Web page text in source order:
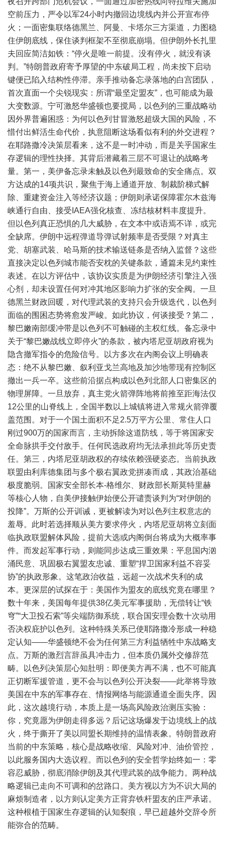
空前压力，严令以军24小时内撤回边境线内并公开宣布停
火；一面密集联络德黑兰、阿曼、卡塔尔三方渠道，力图稳
住伊朗底线，保住谈判框架不至彻底崩塌。但伊朗外长扎里
夫回应简洁如铁：“停火是唯一前提。没有停火，就没有谈
判。”特朗普政府寄予厚望的中东破局工程，尚未按下启动
键便已陷入结构性停滞。亲手推动备忘录落地的白宫团队，
首次直面一个尖锐现实：所谓“最坚定盟友”，也可能成为最
大变数源。宁可激怒华盛顿也要搅局，以色列的三重战略动
因外界普遍困惑：为何以色列甘冒激怒超级大国的风险，不
惜付出鲜活生命代价，执意阻断这场看似有利的外交进程？
在耶路撒冷决策层看来，这不是一时冲动，而是关乎国家生
存逻辑的理性抉择。其背后潜藏着三层不可退让的战略考
量。第一，美伊备忘录未触及以色列最致命的安全痛点。双
方达成的14项共识，聚焦于海上通道开放、制裁阶梯式解
除、重建资金注入等经济议题；伊朗则承诺保障霍尔木兹海
峡通行自由、接受IAEA强化核查、冻结核材料丰度提升。
但以色列真正恐惧的几大威胁，在文本中或语焉不详，或完
全缺席。伊朗中远程弹道导弹试射频率是否受限？对真主
党、胡塞武装、哈马斯的技术输送链条是否纳入监督？这些
直接决定以色列城市能否安枕的关键条款，通篇未见约束性
表述。在以方评估中，该协议实质是为伊朗经济引擎注入强
心剂，却未设置任何对冲其地区影响力扩张的安全阀。一旦
德黑兰财政回暖，对代理武装的支持只会升级迭代，以色列
面临的围困态势将愈发严峻。如此协议，何谈接受？第二，
黎巴嫩南部缓冲带是以色列不可触碰的主权红线。备忘录中
关于“黎巴嫩战线立即停火”的条款，被内塔尼亚胡政府视为
隐含撤军指令的危险信号。以方多次在内阁会议上明确表
态：绝不从黎巴嫩、叙利亚戈兰高地及加沙地带现有控制区
撤出一兵一卒。这些前沿据点构成以色列北部人口密集区的
物理屏障。一旦放弃，真主党火箭弹阵地将前推至距海法仅
12公里的山脊线上，全国半数以上城镇将进入常规火箭弹覆
盖范围。对于一个国土面积不足2.5万平方公里、常住人口
刚过900万的国家而言，主动拆除这道防线，等于将国家安
全命脉拱手交付敌手。任何民选政府均无法承担此等历史责
任。第三，内塔尼亚胡政权的存续依赖强硬姿态。当前执政
联盟由利库德集团与多个极右翼政党拼凑而成，其政治基础
极度脆弱。国家安全部长本-格维尔、财政部长斯莫特里赫
等核心人物，自美伊接触伊始便公开谴责谈判为“对伊朗的
投降”。万斯的公开训诫，更被解读为对以色列主权意志的
羞辱。此时若选择顺从美方要求停火，内塔尼亚胡将立刻面
临执政联盟解体风险，提前大选或内阁倒台将成为大概率事
件。而发起军事行动，则能同步达成三重效果：平息国内汹
涌民意、巩固极右翼盟友忠诚、重塑“捍卫国家利益不容妥
协”的执政形象。这笔政治收益，远超一次战术失利的成
本。更深层的试探在于：美国作为盟友的底线究竟在哪里？
数十年来，美国每年提供38亿美元军事援助，无偿转让“铁
穹”“大卫投石索”等尖端防御系统，联合国安理会数十次动用
否决权庇护以色列。这种特殊关系已使耶路撒冷形成一种稳
定认知——华盛顿绝不会为任何第三方利益牺牲中东战略支
点。万斯的激烈言辞虽具冲击力，但本质仍属外交修辞范
畴。以色列决策层心知肚明：即便美方再不满，也不可能真
正切断军援管道，更不会与以色列公开决裂——此举将导致
美国在中东的军事存在、情报网络与能源通道全面失序。因
此，这次越境行动，本质上是一场高风险政治测压实验：
你，究竟愿为伊朗走得多远？后记这场爆发于边境线上的战
火，终于撕开了美以同盟长期维持的温情表象。特朗普政府
当前的中东策略，核心是战略收缩、风险对冲、油价管控，
以此服务国内大选议程。而以色列的安全哲学始终如一：零
容忍威胁，彻底消除伊朗及其代理武装的战争能力。两种战
略逻辑已走向不可调和的岔路口。美方视以方为不识大局的
麻烦制造者，以方则认定美方正背弃铁杆盟友的庄严承诺。
这种根植于国家生存逻辑的认知裂痕，早已超越外交辞令所
能弥合的范畴。